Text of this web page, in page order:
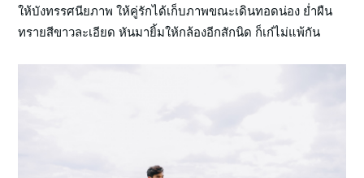
ให้บังทรรศนียภาพ ให้คู่รักได้เก็บภาพขณะเดินทอดน่อง ย่ำผืน
ทรายสีขาวละเอียด หันมายิ้มให้กล้องอีกสักนิด ก็เก๋ไม่แพ้กัน